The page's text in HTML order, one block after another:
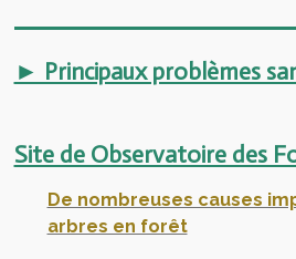
► Principaux problèmes
Site de Observatoire des
De nombreuses causes
arbres en forêt